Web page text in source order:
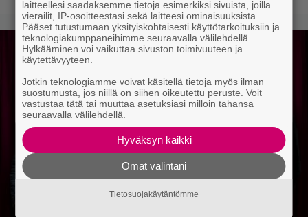
laitteellesi saadaksemme tietoja esimerkiksi sivuista, joilla
vierailit, IP-osoitteestasi sekä laitteesi ominaisuuksista.
Pääset tutustumaan yksityiskohtaisesti käyttötarkoituksiin ja
teknologiakumppaneihimme seuraavalla välilehdellä.
Hylkääminen voi vaikuttaa sivuston toimivuuteen ja
käytettävyyteen.
Jotkin teknologiamme voivat käsitellä tietoja myös ilman
suostumusta, jos niillä on siihen oikeutettu peruste. Voit
vastustaa tätä tai muuttaa asetuksiasi milloin tahansa
seuraavalla välilehdellä.
Hyväksyn kaikki
Omat valintani
Tietosuojakäytäntömme